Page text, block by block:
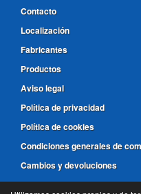
Contacto
Localización
Fabricantes
Productos
Aviso legal
Política de privacidad
Política de cookies
Condiciones generales de
Cambios y devoluciones